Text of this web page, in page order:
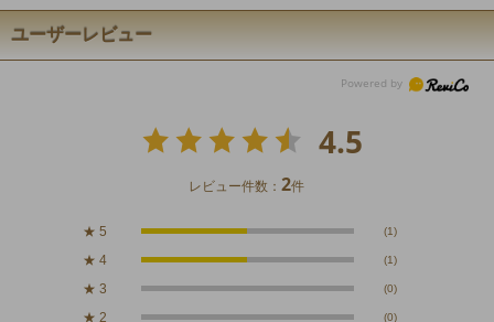
ユーザーレビュー
4.5
レビュー件数：2件
★ 5 (1)
★ 4 (1)
★ 3 (0)
★ 2 (0)